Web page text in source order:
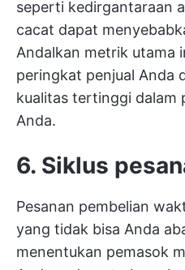
seperti kedirgantaraan
cacat dapat
Andalkan metrik utama
peringkat penjual Anda
kualitas tertinggi dalam
Anda.
6. Siklus
Pesanan pembelian
yang tidak bisa Anda
menentukan pemasok